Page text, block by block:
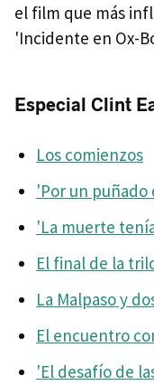
el film que más
'Incidente en Ox-
Especial Clint
Los comienzos
'Por un puñado
'La muerte
El final de la
La Malpaso y
El encuentro
'El desafío de